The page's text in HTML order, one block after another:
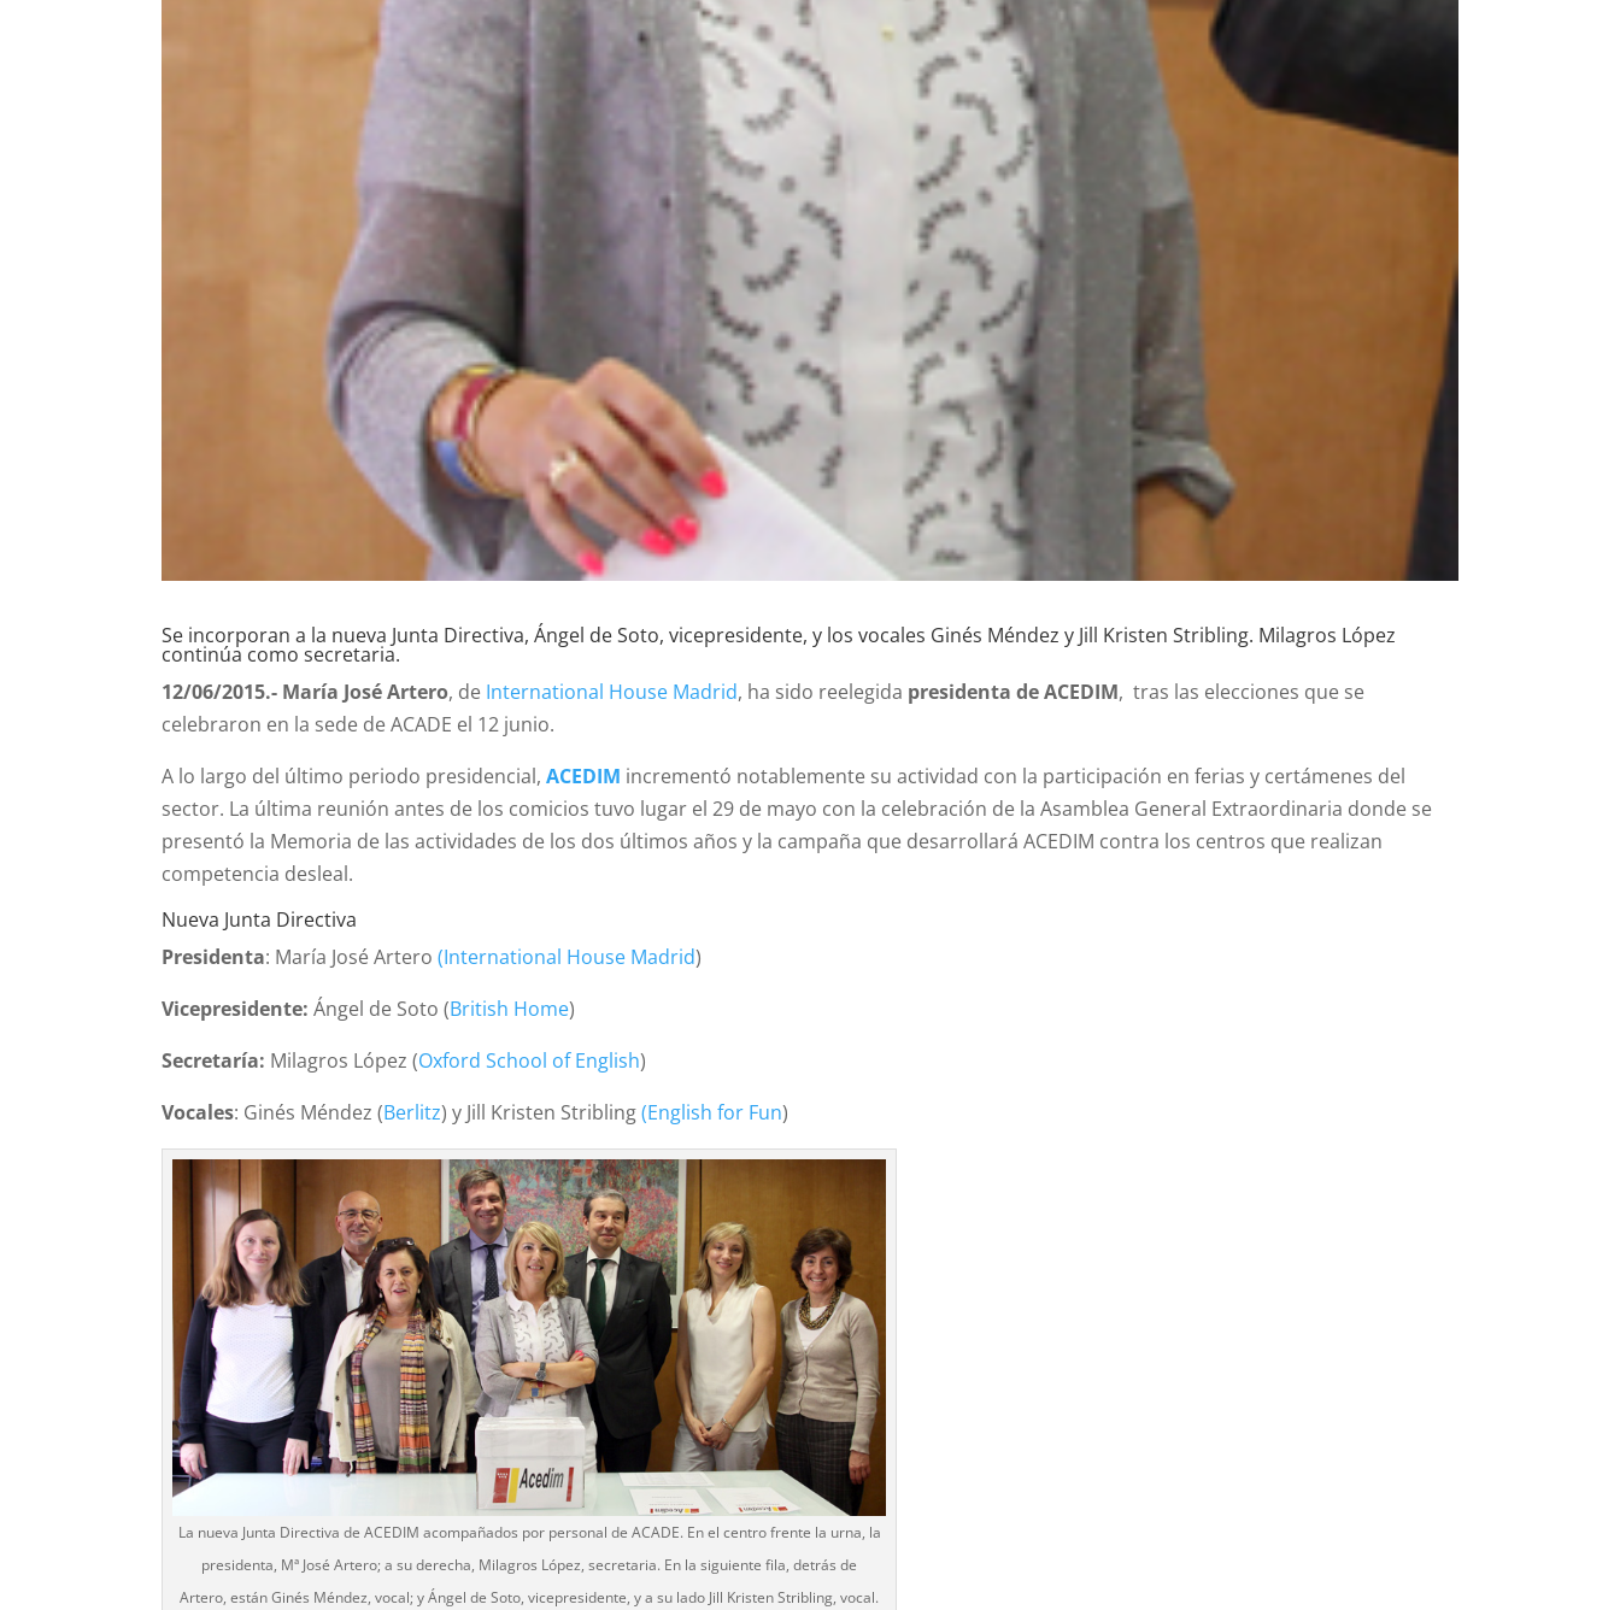
Se incorporan a la nueva Junta Directiva, Ángel de Soto, vicepresidente, y los vocales Ginés Méndez y Jill Kristen Stribling. Milagros López
continúa como secretaria.
12/06/2015.- María José Artero, de International House Madrid, ha sido reelegida presidenta de ACEDIM, tras las elecciones que se
celebraron en la sede de ACADE el 12 junio.
A lo largo del último periodo presidencial, ACEDIM incrementó notablemente su actividad con la participación en ferias y certámenes del
sector. La última reunión antes de los comicios tuvo lugar el 29 de mayo con la celebración de la Asamblea General Extraordinaria donde se
presentó la Memoria de las actividades de los dos últimos años y la campaña que desarrollará ACEDIM contra los centros que realizan
competencia desleal.
Nueva Junta Directiva
Presidenta: María José Artero (International House Madrid)
Vicepresidente:Ángel de Soto (British Home)
Secretaría: Milagros López (Oxford School of English)
Vocales: Ginés Méndez (Berlitz) y Jill Kristen Stribling (English for Fun)
La nueva Junta Directiva de ACEDIM acompañados por personal de ACADE. En el centro frente la urna, la
presidenta, Mª José Artero; a su derecha, Milagros López, secretaria. En la siguiente fila, detrás de
Artero, están Ginés Méndez, vocal; y Ángel de Soto, vicepresidente, y a su lado Jill Kristen Stribling, vocal.